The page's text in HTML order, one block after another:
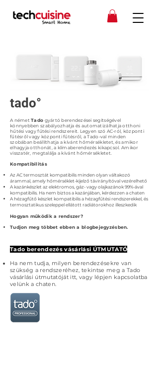
tado°
A németTado gyártó berendezései segítségével
könnyebben szabályozhatja és automatizálhatja otthoni
hűtési vagy fűtési rendszereit. Legyen szó AC-ról, központi
fűtésről vagy központi fűtésről, a Tado-val minden
szobában beállíthatja a kívánt hőmérsékletet, és amikor
elhagyja otthonát, a klímaberendezés kikapcsol. Amikor
visszatér, megtalálja a kívánt hőmérsékletet.
Kompatibilitás
Az AC termosztát kompatibilis minden olyan váltakozó
árammal, amely hőmérséklet-kijelző távirányítóval vezérelhető
A kazánkészlet az elektromos, gáz- vagy olajkazánok 99%-ával
kompatibilis. Ha nem biztos a kazánjában, kérdezzen a chaten
A hézagfűtő készlet kompatibilis a hézagfűtési rendszerekkel, és
termosztatikus szeleppel ellátott radiátorokhoz illeszkedik
Hogyan működik a rendszer?
Tudjon meg többet ebben a blogbejegyzésben.
Tado berendezés vásárlási ÚTMUTATÓ
Ha nem tudja, milyen berendezésekre van
szükség a rendszeréhez, tekintse meg a Tado
vásárlási útmutatóját itt, vagy lépjen kapcsolatba
velünk a chaten.